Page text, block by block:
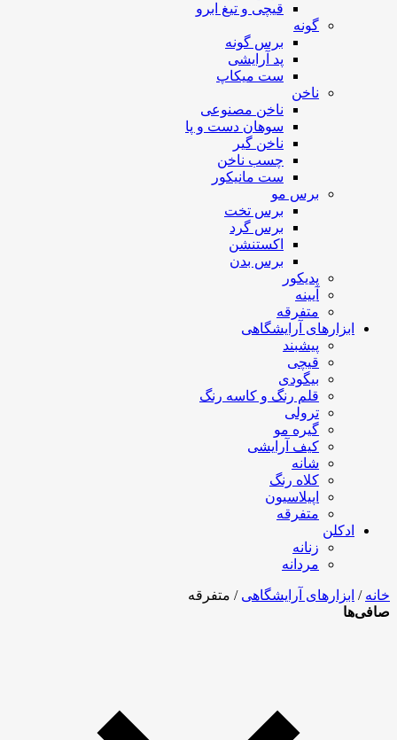
قیچی و تیغ ابرو
گونه
برس گونه
پد آرایشی
ست میکاپ
ناخن
ناخن مصنوعی
سوهان دست و پا
ناخن گیر
چسب ناخن
ست مانیکور
برس مو
برس تخت
برس گرد
اکستنشن
برس بدن
پدیکور
آیینه
متفرقه
ابزارهای آرایشگاهی
پیشبند
قیچی
بیگودی
قلم رنگ و کاسه رنگ
ترولی
گیره مو
کیف آرایشی
شانه
کلاه رنگ
اپیلاسیون
متفرقه
ادکلن
زنانه
مردانه
خانه / ابزارهای آرایشگاهی / متفرقه
صافی‌ها